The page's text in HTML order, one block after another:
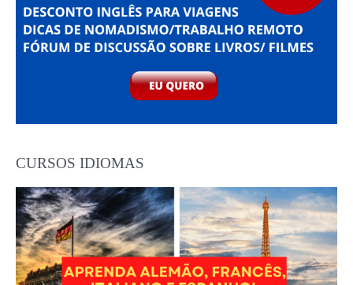
CURSOS IDIOMAS